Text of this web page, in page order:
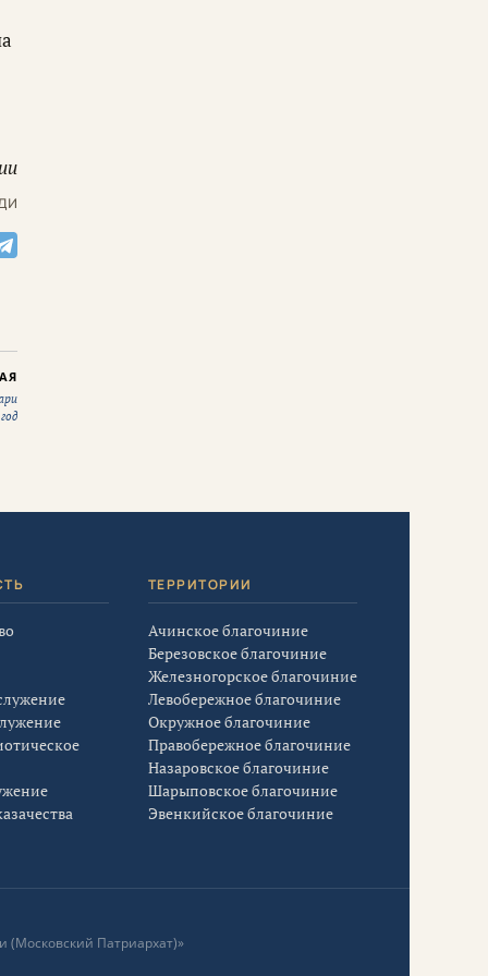
ТЕРРИТОРИИ
Ачинское благочиние
Березовское благочиние
Железногорское благочиние
Левобережное благочиние
Окружное благочиние
Правобережное благочиние
Назаровское благочиние
Шарыповское благочиние
Эвенкийское благочиние
(Московский Патриархат)»